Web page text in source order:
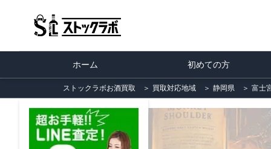
ホーム 初めての方
ストックラボお酒買取 ＞ 買取対応地域 ＞ 静岡県 ＞ 富士